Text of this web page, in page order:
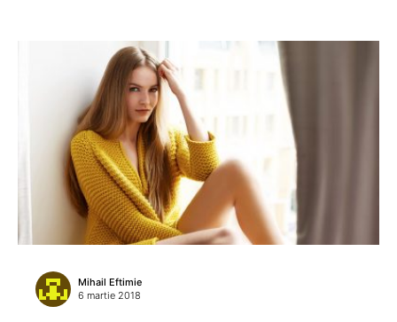
Mihail Eftimie
6 martie 2018